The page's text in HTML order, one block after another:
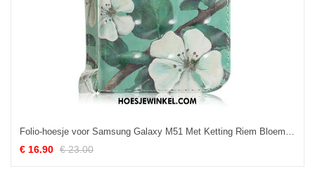
Folio-hoesje voor Samsung Galaxy M51 Met Ketting Riem Bloem Boom
€ 16.90 € 23.00